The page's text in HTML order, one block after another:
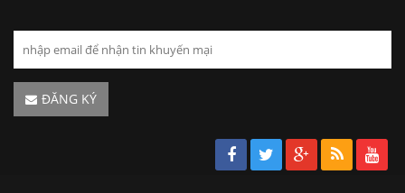
ĐĂNG KÝ